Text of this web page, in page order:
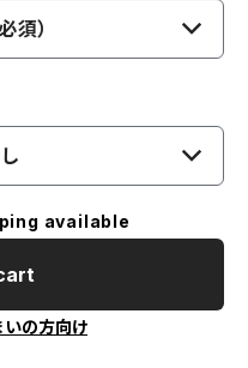
須）
available
いの方向け